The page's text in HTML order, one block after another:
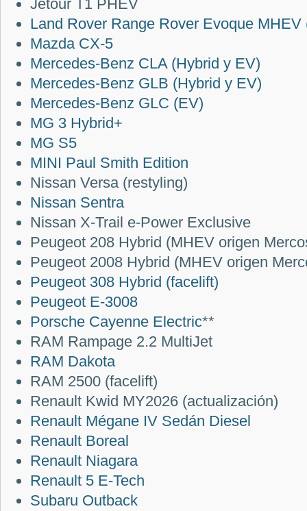
Jetour T1 PHEV
Land Rover Range Rover Evoque MHEV
Mazda CX-5
Mercedes-Benz CLA (Hybrid y EV)
Mercedes-Benz GLB (Hybrid y EV)
Mercedes-Benz GLC (EV)
MG 3 Hybrid+
MG S5
MINI Paul Smith Edition
Nissan Versa (restyling)
Nissan Sentra
Nissan X-Trail e-Power Exclusive
Peugeot 208 Hybrid (MHEV origen
Peugeot 2008 Hybrid (MHEV origen
Peugeot 308 Hybrid (facelift)
Peugeot E-3008
Porsche Cayenne Electric**
RAM Rampage 2.2 MultiJet
RAM Dakota
RAM 2500 (facelift)
Renault Kwid MY2026 (actualización)
Renault Mégane IV Sedán Diesel
Renault Boreal
Renault Niagara
Renault 5 E-Tech
Subaru Outback